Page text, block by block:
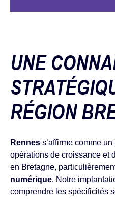
UNE
RÉGION
Rennes s’affirme comme
opérations de croissance et
en Bretagne,
numérique. Notre
comprendre les spécificités